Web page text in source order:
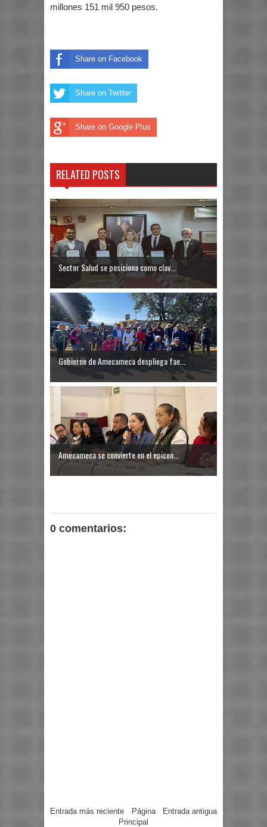
millones 151 mil 950 pesos.
Share on Facebook
Share on Twitter
Share on Google Plus
RELATED POSTS
Sector Salud se posiciona como clav...
Gobierno de Amecameca despliega fae...
Amecameca se convierte en el epicen...
0 comentarios:
Entrada más reciente Entrada antigua
Página
Principal